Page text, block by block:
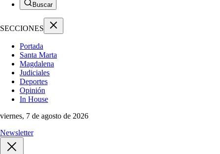
Buscar
SECCIONES
Portada
Santa Marta
Magdalena
Judiciales
Deportes
Opinión
In House
viernes, 7 de agosto de 2026
Newsletter